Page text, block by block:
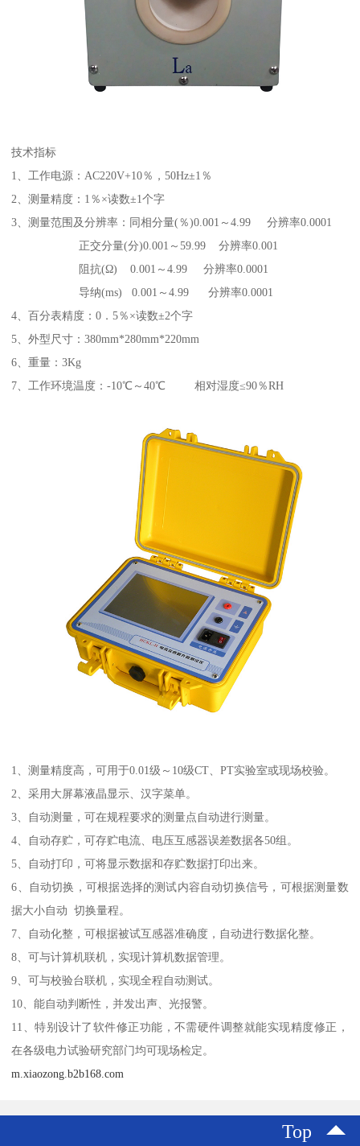
技术指标
1、工作电源：AC220V+10％，50Hz±1％
2、测量精度：1％×读数±1个字
3、测量范围及分辨率：同相分量(％)0.001～4.99 分辨率0.0001
正交分量(分)0.001～59.99 分辨率0.001
阻抗(Ω) 0.001～4.99 分辨率0.0001
导纳(ms) 0.001～4.99 分辨率0.0001
4、百分表精度：0．5％×读数±2个字
5、外型尺寸：380mm*280mm*220mm
6、重量：3Kg
7、工作环境温度：-10℃～40℃ 相对湿度≤90％RH
1、测量精度高，可用于0.01级～10级CT、PT实验室或现场校验。
2、采用大屏幕液晶显示、汉字菜单。
3、自动测量，可在规程要求的测量点自动进行测量。
4、自动存贮，可存贮电流、电压互感器误差数据各50组。
5、自动打印，可将显示数据和存贮数据打印出来。
6、自动切换，可根据选择的测试内容自动切换信号，可根据测量数
据大小自动 切换量程。
7、自动化整，可根据被试互感器准确度，自动进行数据化整。
8、可与计算机联机，实现计算机数据管理。
9、可与校验台联机，实现全程自动测试。
10、能自动判断性，并发出声、光报警。
11、特别设计了软件修正功能，不需硬件调整就能实现精度修正，
在各级电力试验研究部门均可现场检定。
m.xiaozong.b2b168.com
Top